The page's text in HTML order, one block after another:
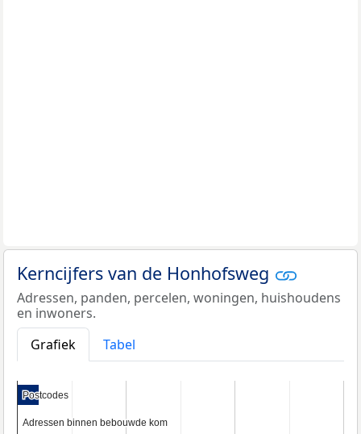
Kerncijfers van de Honhofsweg
Adressen, panden, percelen, woningen, huishoudens
en inwoners.
Grafiek
Tabel
Postcodes
Postcodes
Adressen binnen bebouwde kom
Adressen binnen bebouwde kom